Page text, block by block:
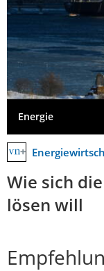
Energie
Wie sich
lösen will